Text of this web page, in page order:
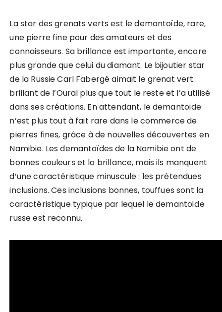
La star des grenats verts est le demantoïde, rare,
une pierre fine pour des amateurs et des
connaisseurs. Sa brillance est importante, encore
plus grande que celui du diamant. Le bijoutier star
de la Russie Carl Fabergé aimait le grenat vert
brillant de l’Oural plus que tout le reste et l’a utilisé
dans ses créations. En attendant, le demantoïde
n’est plus tout à fait rare dans le commerce de
pierres fines, grâce à de nouvelles découvertes en
Namibie. Les demantoïdes de la Namibie ont de
bonnes couleurs et la brillance, mais ils manquent
d’une caractéristique minuscule : les prétendues
inclusions. Ces inclusions bonnes, touffues sont la
caractéristique typique par lequel le demantoïde
russe est reconnu.